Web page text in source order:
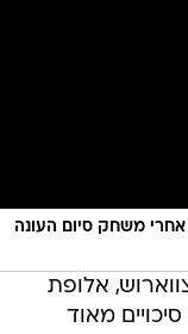
אחרי משחק סיום העונה
אלופת
מאוד